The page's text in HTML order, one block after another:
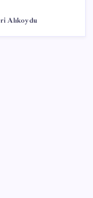
Alıkoydu